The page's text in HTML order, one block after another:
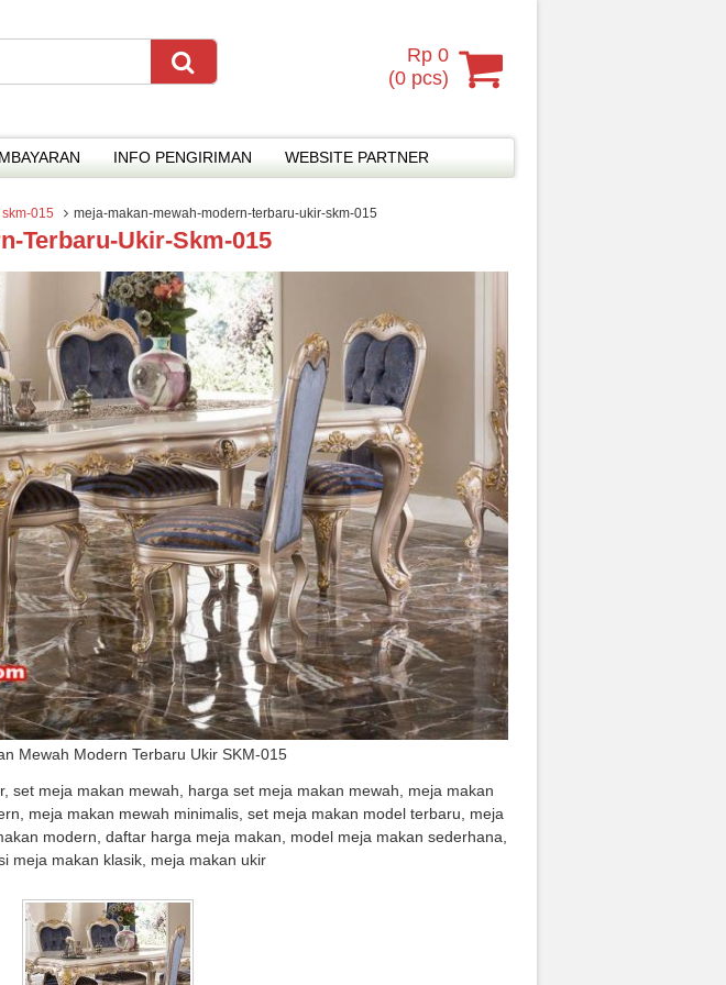
Rp 0
(0 pcs)
INFO PENGIRIMAN WEBSITE PARTNER
015 meja-makan-mewah-modern-terbaru-ukir-skm-015
Terbaru-Ukir-Skm-015
Mewah Modern Terbaru Ukir SKM-015
set meja makan mewah, harga set meja makan mewah, meja makan
meja makan mewah minimalis, set meja makan model terbaru, meja
modern, daftar harga meja makan, model meja makan sederhana,
meja makan klasik, meja makan ukir